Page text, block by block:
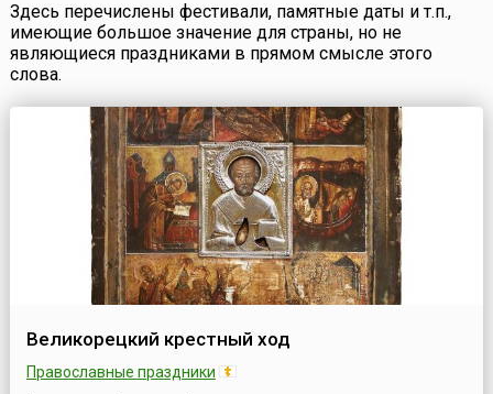
Здесь перечислены фестивали, памятные даты и т.п.,
имеющие большое значение для страны, но не
являющиеся праздниками в прямом смысле этого
слова.
Великорецкий крестный ход
Православные праздники